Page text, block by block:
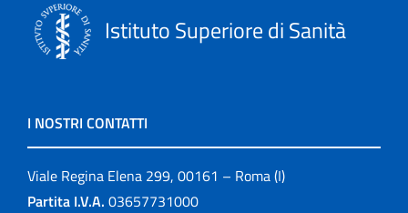
Istituto Superiore di Sanità
I NOSTRI CONTATTI
Viale Regina Elena 299, 00161 – Roma (I)
Partita I.V.A. 03657731000